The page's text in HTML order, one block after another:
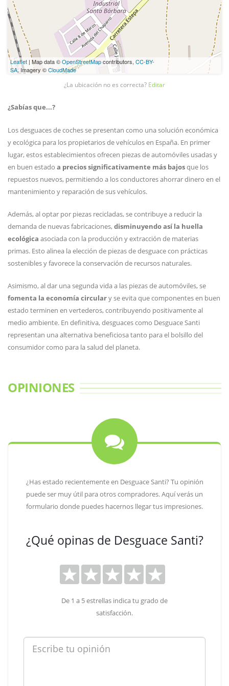
Leaflet | Map data ©OpenStreetMapcontributors, CC-BY-
SA, Imagery ©CloudMade
¿La ubicación no es correcta? Editar
¿Sabías que...?
Los desguaces de coches se presentan como una solución económica
y ecológica para los propietarios de vehículos en España. En primer
lugar, estos establecimientos ofrecen piezas de automóviles usadas y
en buen estado a precios significativamente más bajosque los
repuestos nuevos, permitiendo a los conductores ahorrar dinero en el
mantenimiento y reparación de sus vehículos.
Además, al optar por piezas recicladas, se contribuye a reducir la
demanda de nuevas fabricaciones,disminuyendo así la huella
ecológica asociada con la producción y extracción de materias
primas. Esto alinea la elección de piezas de desguace con prácticas
sostenibles y favorece la conservación de recursos naturales.
Asimismo, al dar una segunda vida a las piezas de automóviles, se
fomenta la economía circulary se evita que componentes en buen
estado terminen en vertederos, contribuyendo positivamente al
medio ambiente. En definitiva, desguaces como Desguace Santi
representan una alternativa beneficiosa tanto para el bolsillo del
consumidor como para la salud del planeta.
OPINIONES
¿Has estado recientemente en Desguace Santi? Tu opinión
puede ser muy útil para otros compradores. Aquí verás un
formulario donde puedes hacernos llegar tus impresiones.
¿Qué opinas de Desguace Santi?
De 1 a 5 estrellas indica tu grado de
satisfacción.